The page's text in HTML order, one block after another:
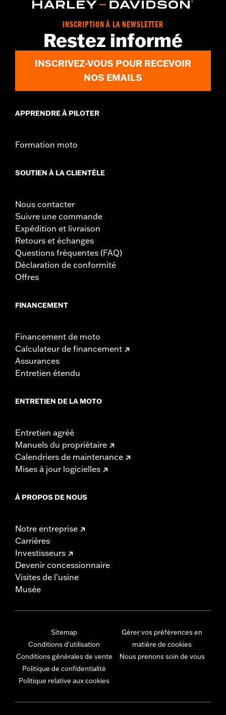
caches latéraux uniquement
INSCRIPTION À LA NEWSLETTER
Restez informé
INSCRIVEZ-VOUS POUR RECEVOIR
NOS EMAILS
APPRENDRE À PILOTER
Formation moto
SOUTIEN À LA CLIENTÈLE
Nous contacter
Suivre une commande
Expédition et livraison
Retours et échanges
Questions fréquentes (FAQ)
Déclaration de conformité
Offres
FINANCEMENT
Financement de moto
Calculateur de financement
Assurances
Entretien étendu
ENTRETIEN DE LA MOTO
Entretien agréé
Manuels du propriétaire
Calendriers de maintenance
Mises à jour logicielles
À PROPOS DE NOUS
Notre entreprise
Carrières
Investisseurs
Devenir concessionnaire
Visites de l’usine
Musée
Sitemap
Conditions d'utilisation
Conditions générales de vente
Politique de confidentialité
Politique relative aux cookies
Gérer vos préférences en
matière de cookies
Nous prenons soin de vous